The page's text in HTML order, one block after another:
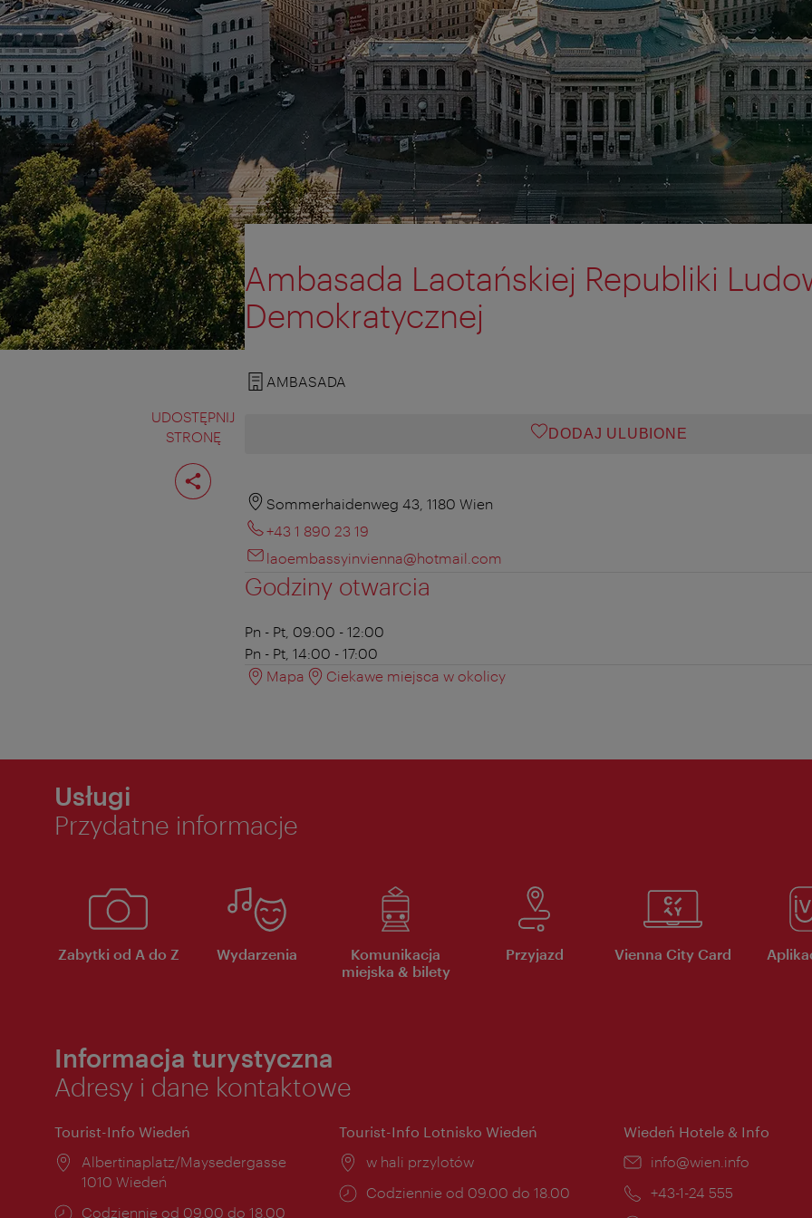
UDOSTĘPNIJ
STRONĘ
Podziel
stronę
Ambasada Laotańskiej Republiki
Demokratycznej
AMBASADA
DODAJ ULUBIONE
Sommerhaidenweg 43, 1180 Wien
+43 1 890 23 19
laoembassyinvienna@hotmail.com
Godziny otwarcia
Pn - Pt, 09:00 - 12:00
Pn - Pt, 14:00 - 17:00
Mapa
Ciekawe miejsca w okolicy
Usługi
Przydatne informacje
Zabytki od A do Z Wydarzenia
Komunikacja
miejska & bilety
Przyjazd Vienna City Card
Informacja turystyczna
Adresy i dane kontaktowe
Tourist-Info Wiedeń
Miejsce:
Albertinaplatz/Maysedergasse
1010 Wiedeń
Godziny
Codziennie od 09.00 do 18.00
Tourist-Info Lotnisko Wiedeń
Miejsce:
w hali przylotów
Godziny
Codziennie od 09.00 do 18.00
Wiedeń Hotele & Info
E-
info@wien.info
Telefon:
+43-1-24 555